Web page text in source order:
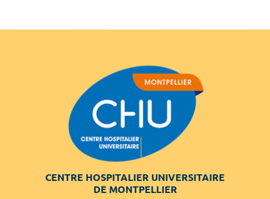
CENTRE HOSPITALIER UNIVERSITAIRE
DE MONTPELLIER